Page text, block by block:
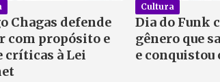
Chagas defende
com propósito e
críticas à Lei
Cultura
Dia do Funk
gênero que
e conquistou